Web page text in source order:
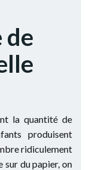
de
la quantité de
produisent
ridiculement
sur du papier, on